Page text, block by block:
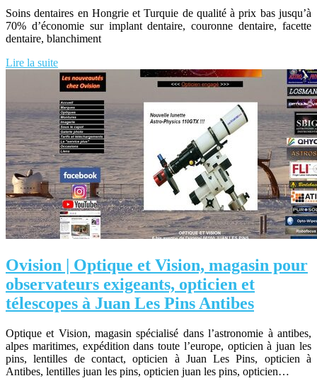
Soins dentaires en Hongrie et Turquie de qualité à prix bas jusqu’à
70% d’économie sur implant dentaire, couronne dentaire, facette
dentaire, blanchiment
Lire la suite
Ovision | Optique et Vision, magasin pour
ob­ser­va­teurs exigeants, opticien et
télescopes à Juan Les Pins Antibes
Optique et Vision, magasin spécialisé dans l’astronomie à antibes,
alpes maritimes, expédition dans toute l’europe, opticien à juan les
pins, lentilles de contact, opticien à Juan Les Pins, opticien à
Antibes, lentilles juan les pins, opticien juan les pins, opticien…